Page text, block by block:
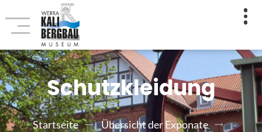
Schutzkleidung
Startseite
Übersicht der Exponate